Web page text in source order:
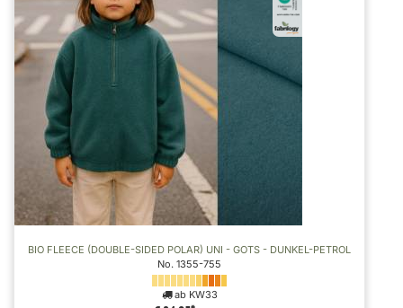
BIO FLEECE (DOUBLE-SIDED POLAR) UNI - GOTS - DUNKEL-PETROL
No. 1355-755
ab KW33